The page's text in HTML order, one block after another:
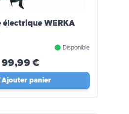
électrique WERKA
Disponible
99,99 €
Ajouter panier